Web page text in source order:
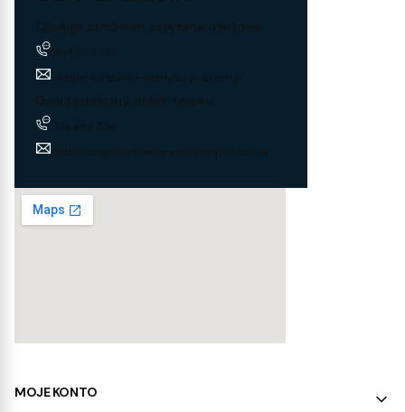
Obsługa zamówień, zapytania ofertowe
884 024 451
sklep@hurtownia-wentylacyjna.com.pl
Dział techniczny, dobór towaru
574 694 534
techniczny@hurtownia-wentylacyjna.com.pl
Linki w stopce
MOJE KONTO